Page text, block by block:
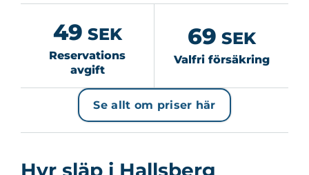
49 SEK
Reservations
avgift
69 SEK
Valfri försäkring
Se allt om priser här